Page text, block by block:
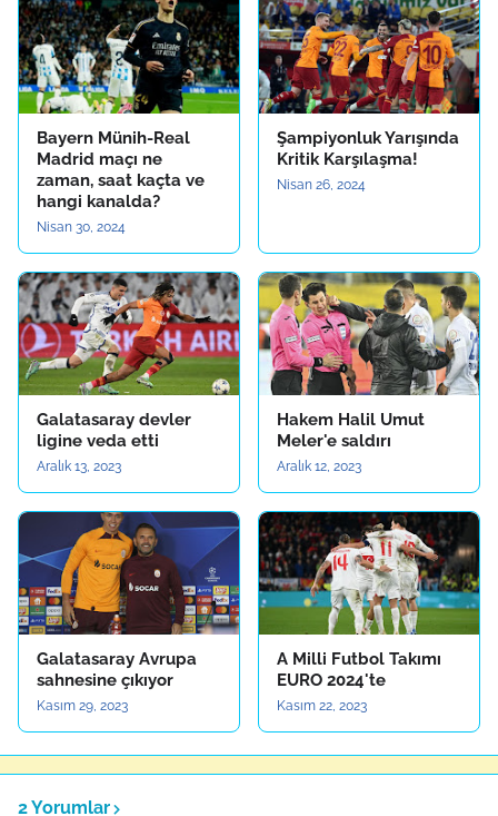
Bayern Münih-Real
Madrid maçı ne
zaman, saat kaçta ve
hangi kanalda?
Nisan 30, 2024
Şampiyonluk Yarışında
Kritik Karşılaşma!
Nisan 26, 2024
Galatasaray devler
ligine veda etti
Aralık 13, 2023
Hakem Halil Umut
Meler'e saldırı
Aralık 12, 2023
Galatasaray Avrupa
sahnesine çıkıyor
Kasım 29, 2023
A Milli Futbol Takımı
EURO 2024'te
Kasım 22, 2023
2 Yorumlar